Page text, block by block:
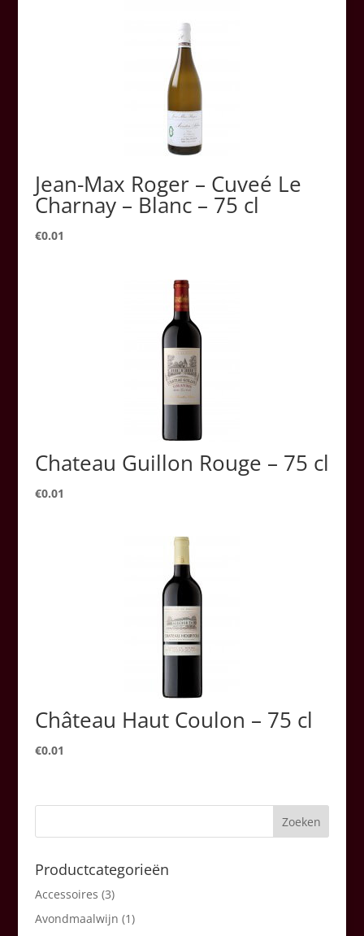
Jean-Max Roger – Cuveé Le
Charnay – Blanc – 75 cl
€0.01
Chateau Guillon Rouge – 75 cl
€0.01
Château Haut Coulon – 75 cl
€0.01
Productcategorieën
Accessoires (3)
Avondmaalwijn (1)